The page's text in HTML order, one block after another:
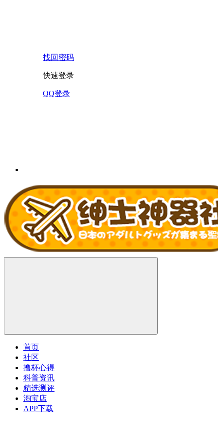
找回密码
快速登录
QQ登录
首页
社区
撸杯心得
科普资讯
精选测评
淘宝店
APP下载